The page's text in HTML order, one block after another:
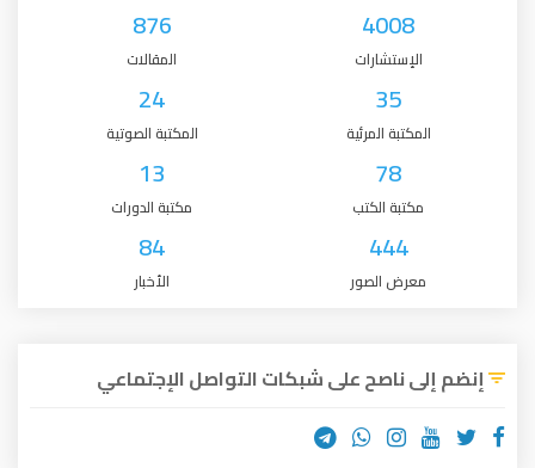
4008
الإستشارات
876
المقالات
35
المكتبة المرئية
24
المكتبة الصوتية
78
مكتبة الكتب
13
مكتبة الدورات
444
معرض الصور
84
الأخبار
إنضم إلى ناصح على شبكات التواصل الإجتماعي